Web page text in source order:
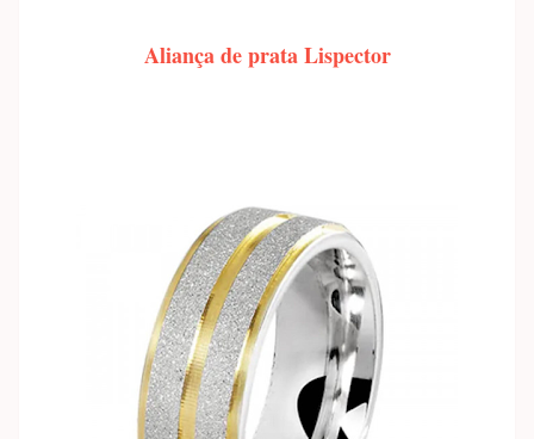
Aliança de prata Lispector